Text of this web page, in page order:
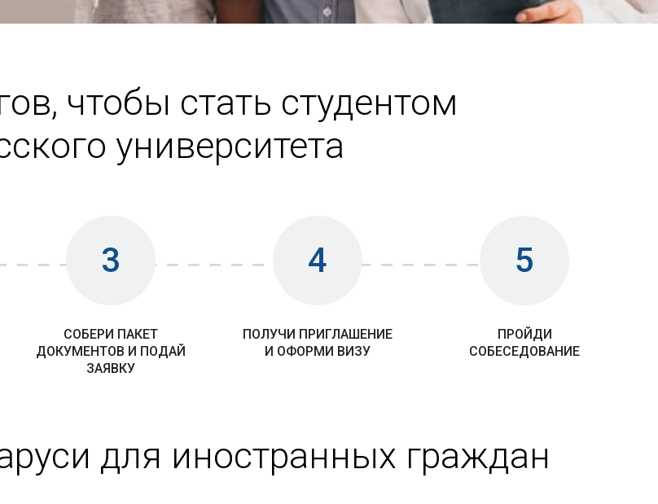
чтобы стать студентом
университета
3
СОБЕРИ ПАКЕТ
ДОКУМЕНТОВ И ПОДАЙ
ЗАЯВКУ
4
ПОЛУЧИ ПРИГЛАШЕНИЕ
И ОФОРМИ ВИЗУ
5
ПРОЙДИ
СОБЕСЕДОВАНИЕ
для иностранных граждан